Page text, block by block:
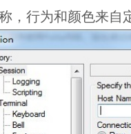
行为和颜色来自